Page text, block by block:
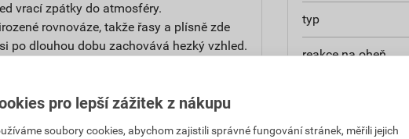
vrací zpátky do atmosféry.
rovnováze, takže řasy a plísně zde
po dlouhou dobu zachovává hezký vzhled.
typ
reakce na oheň
hmotnost
pro lepší zážitek z nákupu
soubory cookies, abychom zajistili správné fungování stránek, měřili jejich